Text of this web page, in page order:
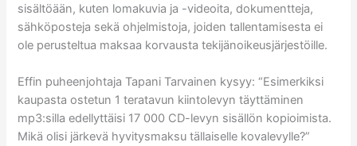
sisältöään, kuten lomakuvia ja -videoita, dokumentteja,
sähköposteja sekä ohjelmistoja, joiden tallentamisesta ei
ole perusteltua maksaa korvausta tekijänoikeusjärjestöille.
Effin puheenjohtaja Tapani Tarvainen kysyy: “Esimerkiksi
kaupasta ostetun 1 teratavun kiintolevyn täyttäminen
mp3:silla edellyttäisi 17 000 CD-levyn sisällön kopioimista.
Mikä olisi järkevä hyvitysmaksu tällaiselle kovalevylle?”